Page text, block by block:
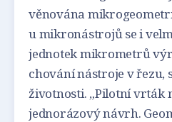
věnována
u mikronástrojů se i
jednotek mikrometrů
chování nástroje v řezu,
životnosti. „Pilotní vrták
jednorázový návrh.